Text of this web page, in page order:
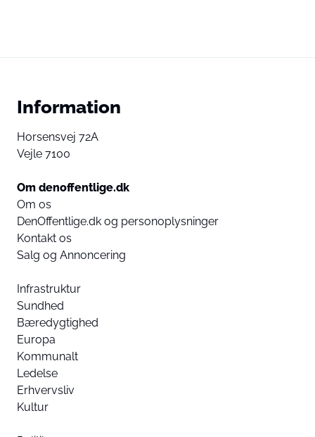
Information
Horsensvej 72A
Vejle 7100
Om denoffentlige.dk
Om os
DenOffentlige.dk og personoplysninger
Kontakt os
Salg og Annoncering
Infrastruktur
Sundhed
Bæredygtighed
Europa
Kommunalt
Ledelse
Erhvervsliv
Kultur